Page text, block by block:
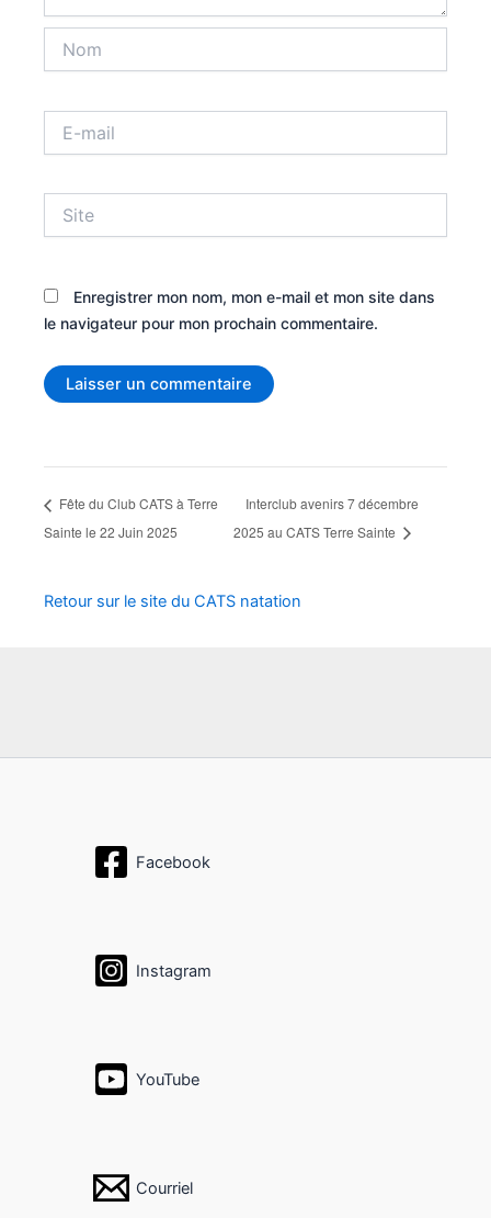
mail
Enregistrer mon nom, mon e-mail et mon site dans
le navigateur pour mon prochain commentaire.
Fête du Club CATS à Terre
Sainte le 22 Juin 2025
Interclub avenirs 7 décembre
2025 au CATS Terre Sainte
Retour sur le site du CATS natation
Facebook
Instagram
YouTube
Courriel